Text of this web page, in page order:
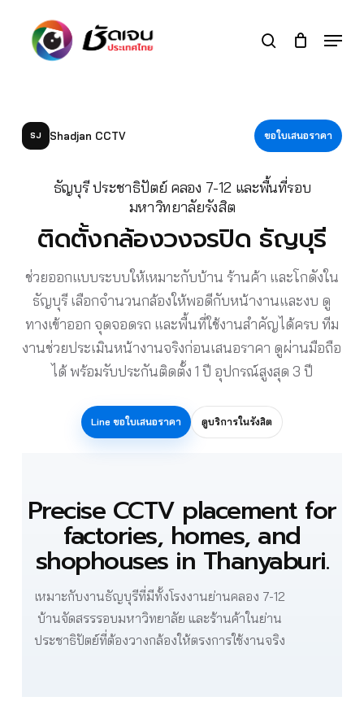
search Menu
SJ Shadjan CCTV ขอใบเสนอราคา
ธัญบุรี ประชาธิปัตย์ คลอง 7-12 และพื้นที่รอบ
มหาวิทยาลัยรังสิต
ติดตั้งกล้องวงจรปิด ธัญบุรี
ช่วยออกแบบระบบให้เหมาะกับบ้าน ร้านค้า และโกดังใน
ธัญบุรี เลือกจำนวนกล้องให้พอดีกับหน้างานและงบ ดู
ทางเข้าออก จุดจอดรถ และพื้นที่ใช้งานสำคัญได้ครบ ทีม
งานช่วยประเมินหน้างานจริงก่อนเสนอราคา ดูผ่านมือถือ
ได้ พร้อมรับประกันติดตั้ง 1 ปี อุปกรณ์สูงสุด 3 ปี
Line ขอใบเสนอราคา ดูบริการในรังสิต
Precise CCTV placement for
factories, homes, and
shophouses in Thanyaburi.
เหมาะกับงานธัญบุรีที่มีทั้งโรงงานย่านคลอง 7-12
บ้านจัดสรรรอบมหาวิทยาลัย และร้านค้าในย่าน
ประชาธิปัตย์ที่ต้องวางกล้องให้ตรงการใช้งานจริง
Close